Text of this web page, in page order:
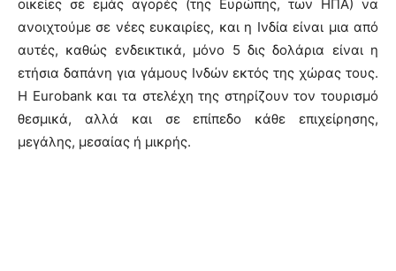
οικείες σε εμάς αγορές (της Ευρώπης, των ΗΠΑ) να
ανοιχτούμε σε νέες ευκαιρίες, και η Ινδία είναι μια από
αυτές, καθώς ενδεικτικά, μόνο 5 δις δολάρια είναι η
ετήσια δαπάνη για γάμους Ινδών εκτός της χώρας τους.
Η Eurobank και τα στελέχη της στηρίζουν τον τουρισμό
θεσμικά, αλλά και σε επίπεδο κάθε επιχείρησης,
μεγάλης, μεσαίας ή μικρής.